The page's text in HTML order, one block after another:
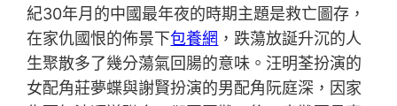
紀30年月的中國最年夜的時期主題是救亡圖存，
在家仇國恨的佈景下包養網 ，跌蕩放誕升沉的人
生聚散多了幾分蕩氣回腸的意味。汪明荃扮演的
女配角莊夢蝶與謝賢扮演的男配角阮庭深，因家